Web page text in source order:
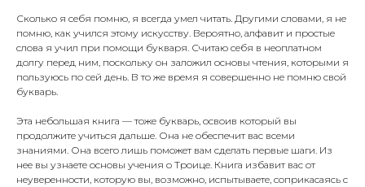
Сколько я себя помню, я всегда умел читать. Другими словами, я не
помню, как учился этому искусству. Вероятно, алфавит и простые
слова я учил при помощи букваря. Считаю себя в неоплат­ном
долгу перед ним, поскольку он заложил осно­вы чтения, которыми я
пользуюсь по сей день. В то же время я совершенно не помню свой
букварь.
Эта небольшая книга — тоже букварь, освоив который вы
продолжите учиться дальше. Она не обеспечит вас всеми
знаниями. Она всего лишь поможет вам сделать первые шаги. Из
нее вы узнаете основы учения о Троице. Книга избавит вас от
неуверенности, которую вы, возможно, ис­пытываете, соприкасаясь с